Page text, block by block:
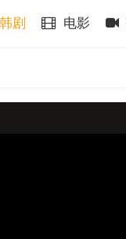
韩剧 电影